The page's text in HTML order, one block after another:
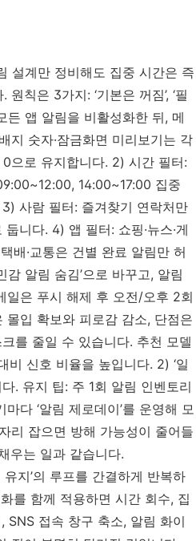
설계만 정비해도 집중 시간은 즉
칙은 3가지: ‘기본은 꺼짐’, ‘필
든 앱 알림을 비활성화한 뒤, 메
지 숫자·잠금화면 미리보기는 각
으로 유지합니다. 2) 시간 필터:
14:00~17:00 집중
사람 필터: 즐겨찾기 연락처만
니다. 4) 앱 필터: 쇼핑·뉴스·게
배·교통은 건별 완료 알림만 허
알림 숨김’으로 바꾸고, 알림
일은 푸시 해제 후 오전/오후 2회
입 확보와 피로감 감소, 단점은
를 줄일 수 있습니다. 추천 모델
비 신호 비율을 높입니다. 2) ‘일
. 유지 팁: 주 1회 알림 인벤토리
다 ‘알림 제로데이’를 운영해 모
리 잡으면 방해 가능성이 줄어들
우는 일과 같습니다.
지’의 루프를 간결하게 반복하
를 함께 적용하면 시간 회수, 집
SNS 접속 창구 축소, 알림 화이